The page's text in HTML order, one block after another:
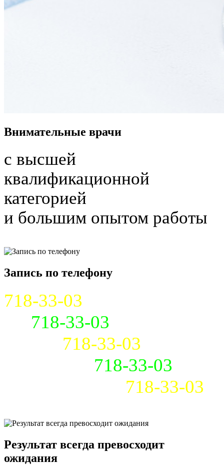
Внимательные врачи
с высшей
квалификационной
категорией
и большим опытом работы
Запись по телефону
718-33-03
718-33-03
718-33-03
718-33-03
718-33-03
Результат всегда превосходит
ожидания